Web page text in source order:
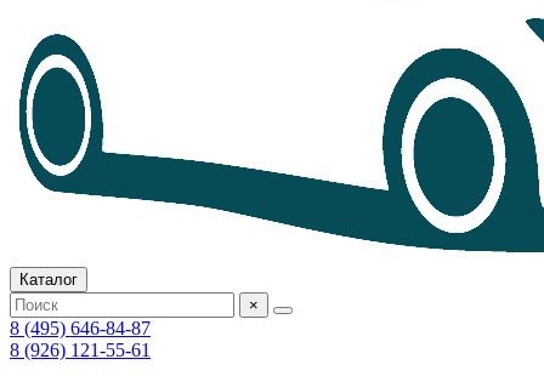
Каталог
×
8 (495) 646-84-87
8 (926) 121-55-61